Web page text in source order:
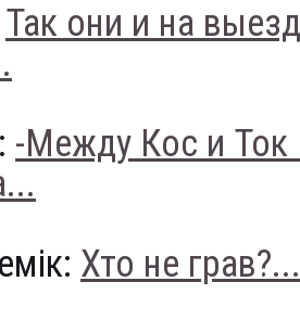
Так они и на
-Между Кос и
Хто не грав?...